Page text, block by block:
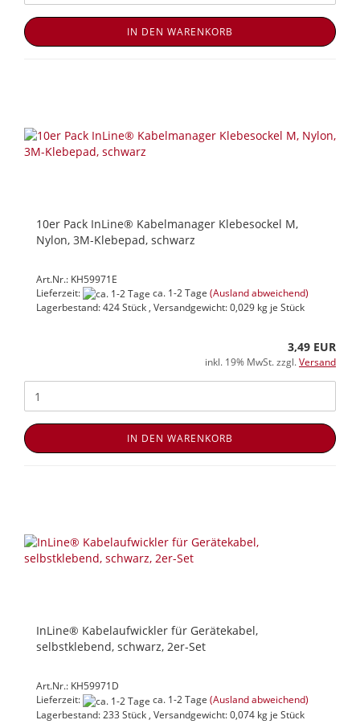
IN DEN WARENKORB
10er Pack InLine® Kabelmanager Klebesockel M,
Nylon, 3M-Klebepad, schwarz
Art.Nr.: KH59971E
Lieferzeit:
ca. 1-2 Tage (Ausland abweichend)
Lagerbestand: 424 Stück , Versandgewicht:0,029 kg je Stück
3,49 EUR
inkl. 19% MwSt. zzgl.Versand
IN DEN WARENKORB
InLine® Kabelaufwickler für Gerätekabel,
selbstklebend, schwarz, 2er-Set
Art.Nr.: KH59971D
Lieferzeit:
ca. 1-2 Tage (Ausland abweichend)
Lagerbestand: 233 Stück , Versandgewicht:0,074 kg je Stück